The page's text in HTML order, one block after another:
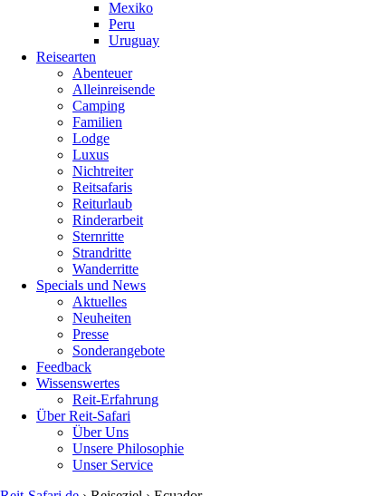
Mexiko
Peru
Uruguay
Reisearten
Abenteuer
Alleinreisende
Camping
Familien
Lodge
Luxus
Nichtreiter
Reitsafaris
Reiturlaub
Rinderarbeit
Sternritte
Strandritte
Wanderritte
Specials und News
Aktuelles
Neuheiten
Presse
Sonderangebote
Feedback
Wissenswertes
Reit-Erfahrung
Über Reit-Safari
Über Uns
Unsere Philosophie
Unser Service